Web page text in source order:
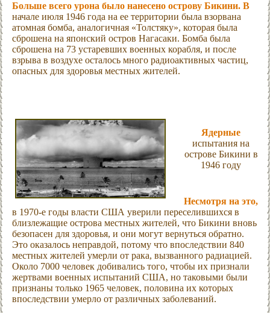
Больше всего урона было нанесено острову Бикини. В
начале июля 1946 года на ее территории была взорвана
атомная бомба, аналогичная «Толстяку», которая была
сброшена на японский остров Нагасаки. Бомба была
сброшена на 73 устаревших военных корабля, и после
взрыва в воздухе осталось много радиоактивных частиц,
опасных для здоровья местных жителей.
Ядерные
испытания на
острове Бикини в
1946 году
Несмотря на это,
в 1970-е годы власти США уверили переселившихся в
близлежащие острова местных жителей, что Бикини вновь
безопасен для здоровья, и они могут вернуться обратно.
Это оказалось неправдой, потому что впоследствии 840
местных жителей умерли от рака, вызванного радиацией.
Около 7000 человек добивались того, чтобы их признали
жертвами военных испытаний США, но таковыми были
признаны только 1965 человек, половина их которых
впоследствии умерло от различных заболеваний.